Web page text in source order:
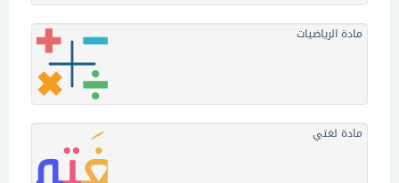
مادة الرياضيات
مادة لغتي